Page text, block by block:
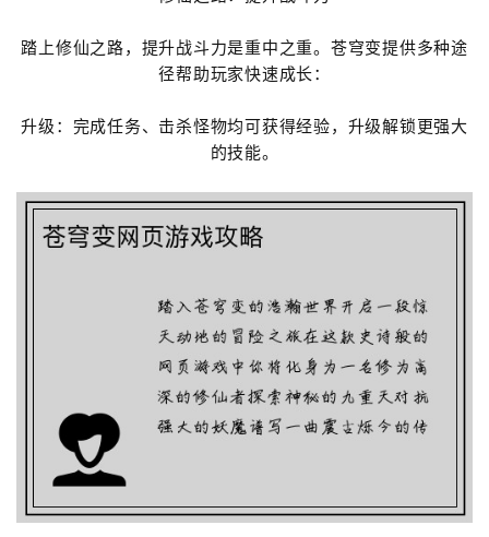
踏上修仙之路，提升战斗力是重中之重。苍穹变提供多种途
径帮助玩家快速成长：
升级：完成任务、击杀怪物均可获得经验，升级解锁更强大
的技能。